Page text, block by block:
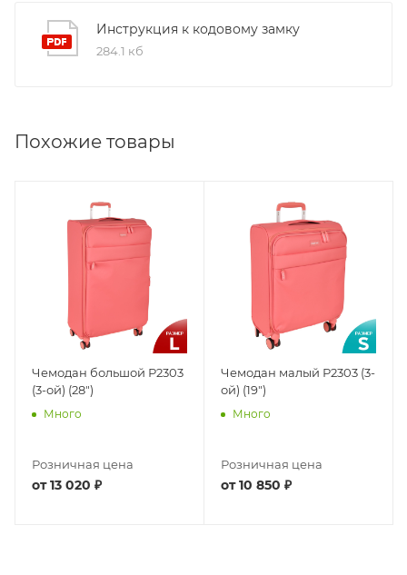
Инструкция к кодовому замку
284.1 кб
Похожие товары
Чемодан большой Р2303
(3-ой) (28")
Много
Розничная цена
от13 020 ₽
Чемодан малый Р2303 (3-
ой) (19")
Много
Розничная цена
от10 850 ₽